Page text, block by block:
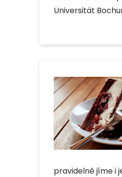
Universität
pravidelně jíme i